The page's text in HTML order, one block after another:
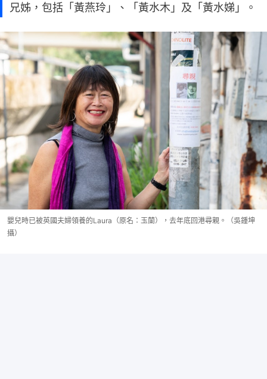
兄姊，包括「黃燕玲」、「黃水木」及「黃水娣」。
嬰兒時已被英國夫婦領養的Laura（原名：玉蘭），去年底回港尋親。（吳鍾坤
攝）